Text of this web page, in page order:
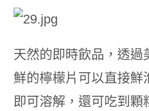
天然的即時飲品，透過
鮮的檸檬片可以直接鮮
即可溶解，還可吃到顆